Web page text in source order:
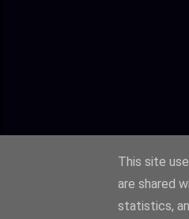
This site
are shared
statistics,